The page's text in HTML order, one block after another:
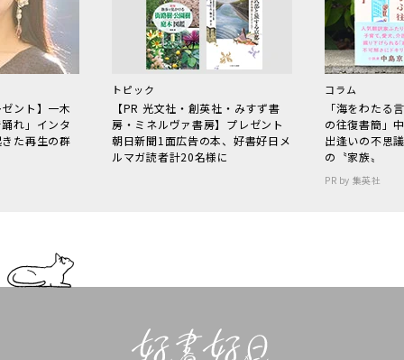
ント】一木
れ」インタ
た再生の群
トピック
【PR 光文社・創英社・みすず書
房・ミネルヴァ書房】プレゼント
朝日新聞1面広告の本、好書好日メ
ルマガ読者計20名様に
コラム
「海をわた
の往復書簡」
出逢いの不思
の〝家族〟
PR by 集英社